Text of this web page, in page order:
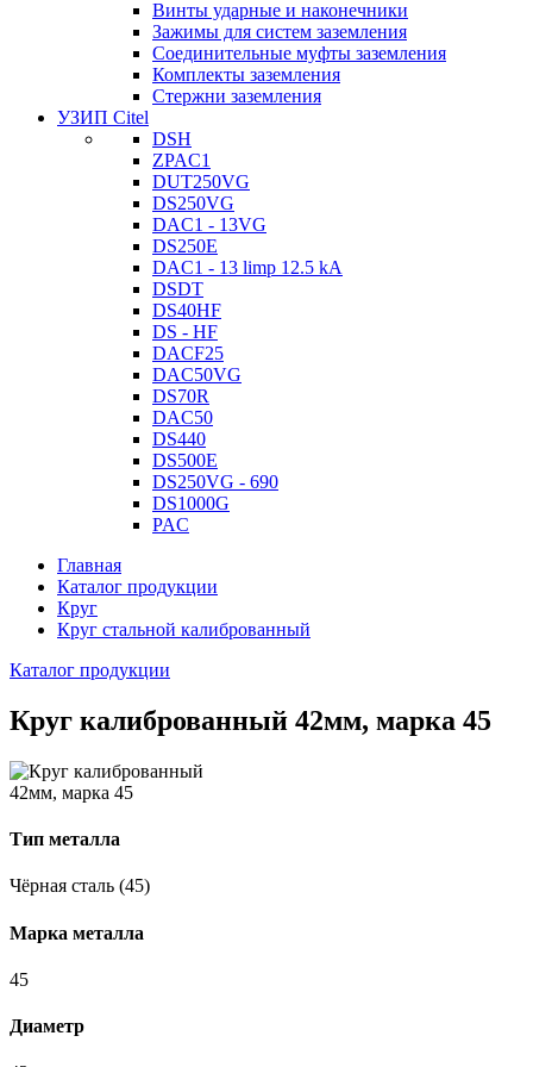
Винты ударные и наконечники
Зажимы для систем заземления
Соединительные муфты заземления
Комплекты заземления
Стержни заземления
УЗИП Citel
DSH
ZPAC1
DUT250VG
DS250VG
DAC1 - 13VG
DS250E
DAC1 - 13 limp 12.5 kA
DSDT
DS40HF
DS - HF
DACF25
DAC50VG
DS70R
DAC50
DS440
DS500E
DS250VG - 690
DS1000G
PAC
Главная
Каталог продукции
Круг
Круг стальной калиброванный
Каталог продукции
Круг калиброванный 42мм, марка 45
Тип металла
Чёрная сталь (45)
Марка металла
45
Диаметр